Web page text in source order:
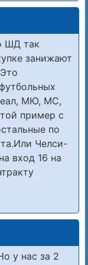
ШД так
занижают
МЮ, МС,
пример с
по
Челси-
вход 16 на
у нас за 2